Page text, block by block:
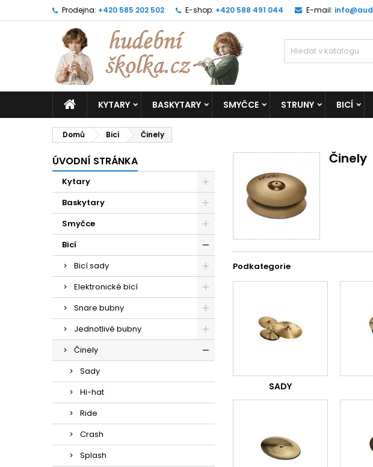
Prodejna: +420 585 202 502 E-shop: +420 588 491 044 E-mail:
KYTARY BASKYTARY SMYČCE STRUNY BICÍ
Domů Bicí Činely
ÚVODNÍ STRÁNKA
Kytary
Baskytary
Smyčce
Bicí
Bicí sady
Elektronické bicí
Snare bubny
Jednotlivé bubny
Činely
Sady
Hi-hat
Ride
Crash
Splash
Činely
Podkategorie
SADY